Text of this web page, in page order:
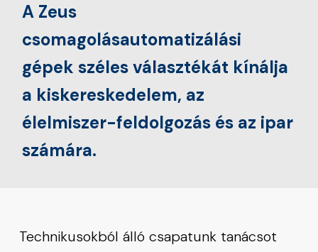
A Zeus
csomagolásautomatizálási
gépek széles választékát kínálja
a kiskereskedelem, az
élelmiszer-feldolgozás és az ipar
számára.
Technikusokból álló csapatunk tanácsot